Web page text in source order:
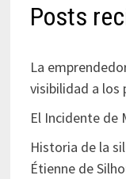
Posts
La
visibilidad a los
El Incidente de
Historia de la
Étienne de